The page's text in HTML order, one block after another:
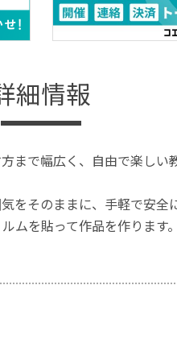
細情報
まで幅広く、自由で楽しい
をそのままに、手軽で安
ムを貼って作品を作ります。